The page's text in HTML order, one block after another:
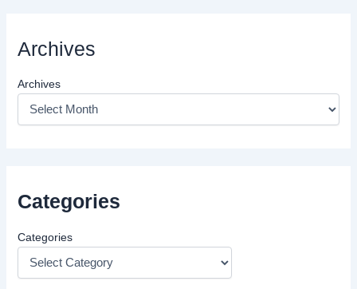
Archives
Archives
Categories
Categories